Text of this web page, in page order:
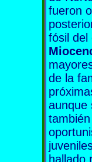
fueron
fósil del
de la
aunque
hallado